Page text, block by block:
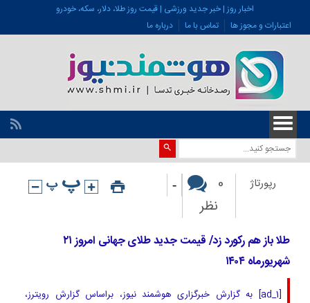
اخبار روز | خبر جدید ورزشی | قیمت روز طلا، دلار، سکه، خودرو
اعتبارات و مجوز ها
تماس با ما درباره ما
رپورتاژ
0
نظر
-
طلا باز هم رکورد زد/ قیمت جدید طلای جهانی امروز ۲۱
شهریورماه ۱۴۰۴
[ad_1] به گزارش خبرگزاری هوشمند نیوز، براساس گزارش رویترز،